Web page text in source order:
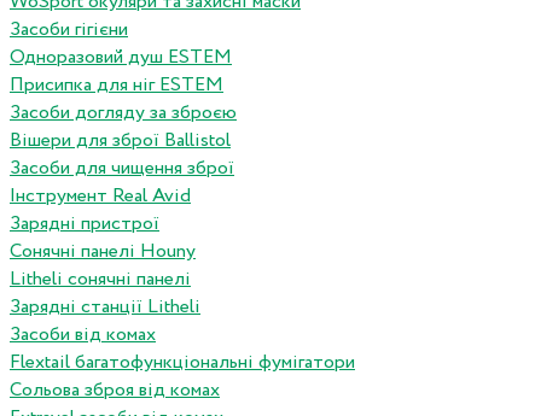
Засоби гігієни
Одноразовий душ ESTEM
Присипка для ніг ESTEM
Засоби догляду за зброєю
Вішери для зброї Ballistol
Засоби для чищення зброї
Інструмент Real Avid
Зарядні пристрої
Сонячні панелі Houny
Litheli сонячні панелі
Зарядні станції Litheli
Засоби від комах
Flextail багатофункціональні фумігатори
Сольова зброя від комах